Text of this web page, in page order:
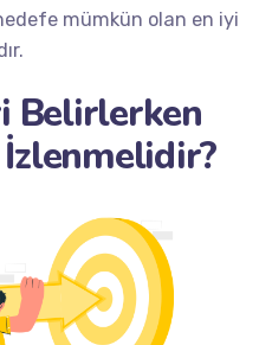
mümkün olan en iyi
Belirlerken